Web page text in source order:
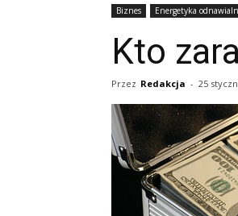
Biznes Energetyka
Kto
Przez Redakcja - 25